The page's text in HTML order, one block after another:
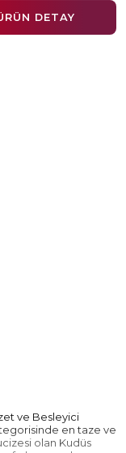
DETAY
ve Besleyici
en taze ve
olan Kudüs